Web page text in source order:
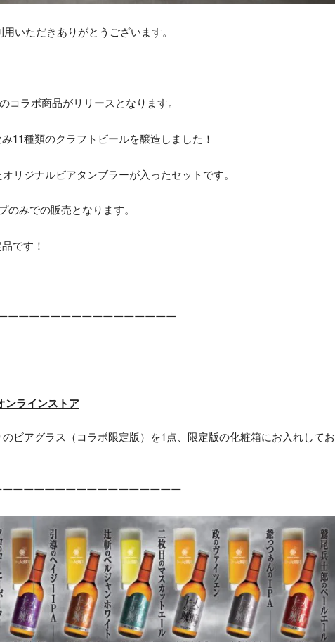
いただきありがとうございます。
ラボ商品がリリースとなります。
11種類のクラフトビールを醸造しました！
リジナルビアタンブラーが入ったセットです。
みでの販売となります。
です！
ーーーーーーーーーーーーーーーー
ラインストア
ビアグラス（コラボ限定版）を1点、限定版の化粧箱にお入れしてお
ーーーーーーーーーーーーーーーー